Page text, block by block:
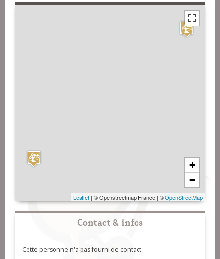
+
−
Leaflet | © Openstreetmap France | ©OpenStreetMap
Contact & infos
Cette personne n'a pas fourni de contact.